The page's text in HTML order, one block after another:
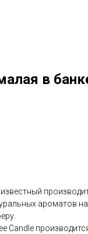
в
ароматов
Candle